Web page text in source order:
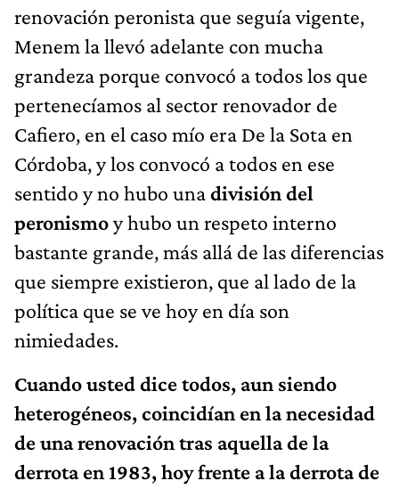
renovación peronista que seguía vigente,
Menem la llevó adelante con mucha
grandeza porque convocó a todos los que
pertenecíamos al sector renovador de
Cafiero, en el caso mío era De la Sota en
Córdoba, y los convocó a todos en ese
sentido y no hubo unadivisión del
peronismoy hubo un respeto interno
bastante grande, más allá de las diferencias
que siempre existieron, que al lado de la
política que se ve hoy en día son
nimiedades.
Cuando usted dice todos, aun siendo
heterogéneos, coincidían en la necesidad
de una renovación tras aquella de la
derrota en 1983, hoy frente a la derrota de